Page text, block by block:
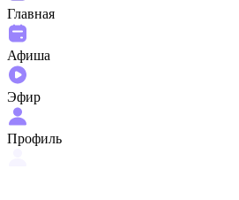
Главная
Афиша
Эфир
Профиль